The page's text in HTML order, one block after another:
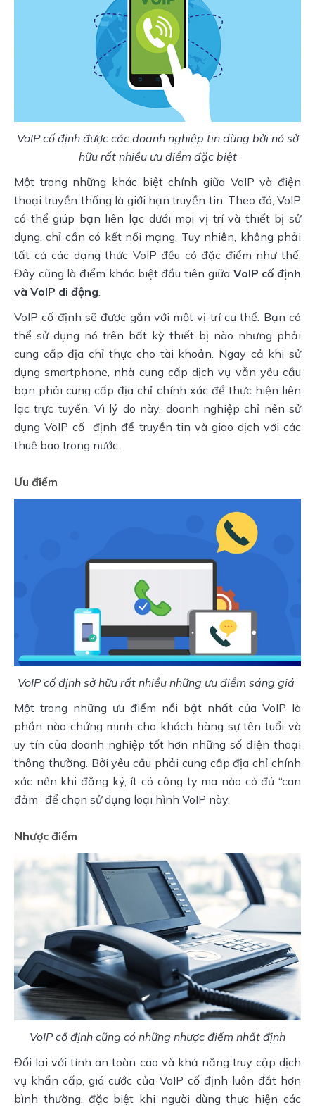
VoIP cố định được các doanh nghiệp tin dùng bởi nó sở
hữu rất nhiều ưu điểm đặc biệt
Một trong những khác biệt chính giữa VoIP và điện
thoại truyền thống là giới hạn truyền tin. Theo đó, VoIP
có thể giúp bạn liên lạc dưới mọi vị trí và thiết bị sử
dụng, chỉ cần có kết nối mạng. Tuy nhiên, không phải
tất cả các dạng thức VoIP đều có đặc điểm như thế.
Đây cũng là điểm khác biệt đầu tiên giữa VoIP cố định
và VoIP di động
VoIP cố định sẽ được gắn với một vị trí cụ thể. Bạn có
thể sử dụng nó trên bất kỳ thiết bị nào nhưng phải
cung cấp địa chỉ thực cho tài khoản. Ngay cả khi sử
dụng smartphone, nhà cung cấp dịch vụ vẫn yêu cầu
bạn phải cung cấp địa chỉ chính xác để thực hiện liên
lạc trực tuyến. Vì lý do này, doanh nghiệp chỉ nên sử
dụng VoIP cố định để truyền tin và giao dịch với các
thuê bao trong nước.
Ưu điểm
VoIP cố định sở hữu rất nhiều những ưu điểm sáng giá
Một trong những ưu điểm nổi bật nhất của VoIP là
phần nào chứng minh cho khách hàng sự tên tuổi và
uy tín của doanh nghiệp tốt hơn những số điện thoại
thông thường. Bởi yêu cầu phải cung cấp địa chỉ chính
xác nên khi đăng ký, ít có công ty ma nào có đủ “can
đảm” để chọn sử dụng loại hình VoIP này.
Nhược điểm
VoIP cố định cũng có những nhược điểm nhất định
Đổi lại với tính an toàn cao và khả năng truy cập dịch
vụ khẩn cấp, giá cước của VoIP cố định luôn đắt hơn
bình thường, đặc biệt khi người dùng thực hiện các